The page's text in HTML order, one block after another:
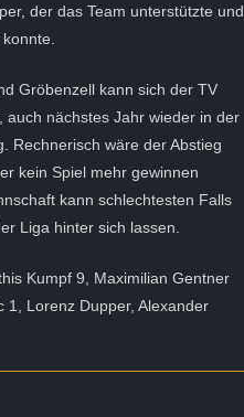
der das Team unterstützte und
Gröbenzell kann sich der TV
nächstes Jahr wieder in der
Rechnerisch wäre der Abstieg
kein Spiel mehr gewinnen
kann schlechtesten Falls
Liga hinter sich lassen.
Kumpf 9, Maximilian Gentner
1, Lorenz Dupper, Alexander